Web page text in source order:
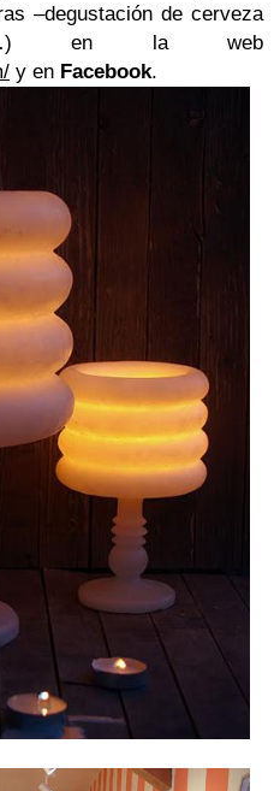
–degustación de cerveza
en la web
y en Facebook.